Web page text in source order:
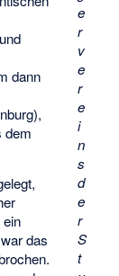
e
r
v
e
r
e
i
n
s
d
e
r
S
t
dann
dem
das